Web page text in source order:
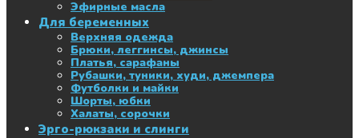
Эфирные масла
Для беременных
Верхняя одежда
Брюки, леггинсы, джинсы
Платья, сарафаны
Рубашки, туники, худи, джемпера
Футболки и майки
Шорты, юбки
Халаты, сорочки
Эрго-рюкзаки и слинги